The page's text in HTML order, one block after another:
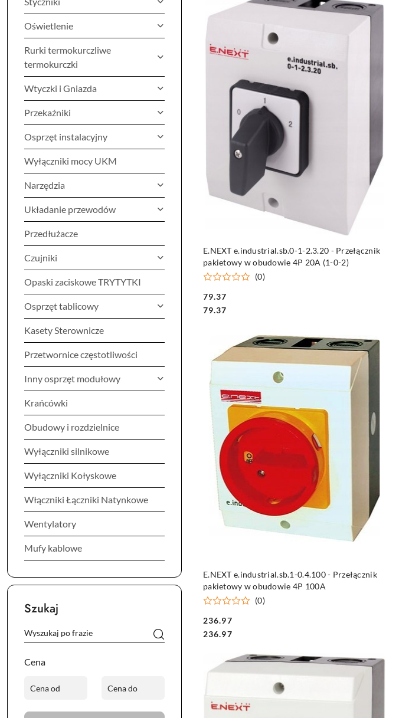
Oświetlenie
Rurki termokurczliwe
termokurczki
Wtyczki i Gniazda
Przekaźniki
Osprzęt instalacyjny
Wyłączniki mocy UKM
Narzędzia
Układanie przewodów
Przedłużacze
Czujniki
Opaski zaciskowe TRYTYTKI
Osprzęt tablicowy
Kasety Sterownicze
Przetwornice częstotliwości
Inny osprzęt modułowy
Krańcówki
Obudowy i rozdzielnice
Wyłączniki silnikowe
Wyłączniki Kołyskowe
Włączniki Łączniki Natynkowe
Wentylatory
Mufy kablowe
Szukaj
Cena
E.NEXT e.industrial.sb.0-1-2.3.20 - Przełącznik
pakietowy w obudowie 4P 20A (1-0-2)
(0)
Cena:
79.37
Cena:
79.37
E.NEXT e.industrial.sb.1-0.4.100 - Przełącznik
pakietowy w obudowie 4P 100A
(0)
Cena:
236.97
Cena:
236.97